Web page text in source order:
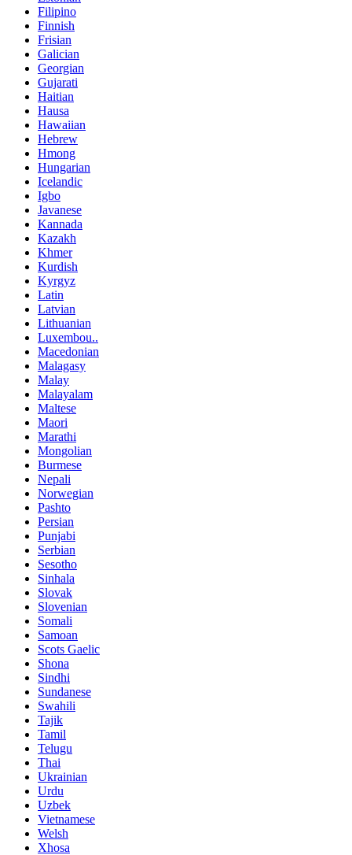
Filipino
Finnish
Frisian
Galician
Georgian
Gujarati
Haitian
Hausa
Hawaiian
Hebrew
Hmong
Hungarian
Icelandic
Igbo
Javanese
Kannada
Kazakh
Khmer
Kurdish
Kyrgyz
Latin
Latvian
Lithuanian
Luxembou..
Macedonian
Malagasy
Malay
Malayalam
Maltese
Maori
Marathi
Mongolian
Burmese
Nepali
Norwegian
Pashto
Persian
Punjabi
Serbian
Sesotho
Sinhala
Slovak
Slovenian
Somali
Samoan
Scots Gaelic
Shona
Sindhi
Sundanese
Swahili
Tajik
Tamil
Telugu
Thai
Ukrainian
Urdu
Uzbek
Vietnamese
Welsh
Xhosa